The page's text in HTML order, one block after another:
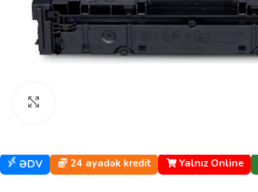
ƏDV 24 ayadək kredit Yalnız Online